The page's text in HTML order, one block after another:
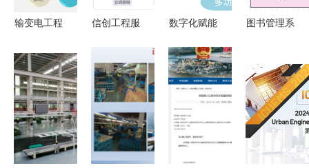
输变电工程
件 提升工
程管理服务
的利器
信创工程服
理服务的融
合路径分析
数字化赋能
理软件在监
理服务中的
战略价值与
实施路径
图书管理系
析与软件工
程实践